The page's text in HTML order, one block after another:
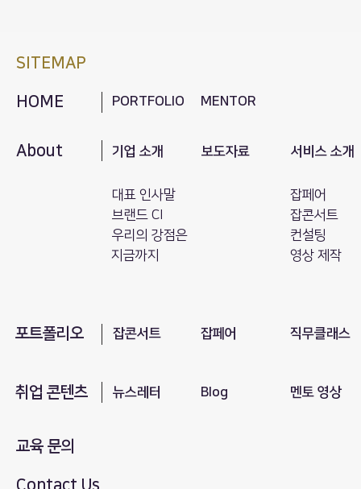
SITEMAP
HOME PORTFOLIO MENTOR
About 기업 소개 보도자료 서비스 소개
대표 인사말
브랜드 CI
​우리의 강점은
지금까지
잡페어
잡콘서트
컨설팅
영상 제작
포트폴리오 ​잡콘서트 잡페어 직무클래스
취업 콘텐츠 뉴스레터 Blog ​멘토 영상
교육 문의
Contact Us